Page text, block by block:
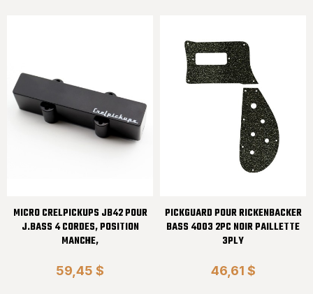
MICRO CRELPICKUPS JB42 POUR
J.BASS 4 CORDES, POSITION
MANCHE,
59,45 $
PICKGUARD POUR RICKENBACKER
BASS 4003 2PC NOIR PAILLETTE
3PLY
46,61 $